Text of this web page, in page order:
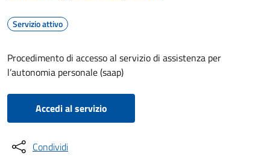
Servizio attivo
Procedimento di accesso al servizio di assistenza per
l’autonomia personale (saap)
Accedi al servizio
Condividi